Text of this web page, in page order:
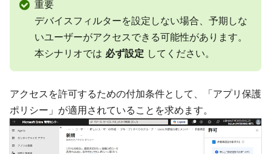
重要
デバイスフィルターを設定しない場合、予期しな
いユーザーがアクセスできる可能性があります。
本シナリオでは 必ず設定 してください。
アクセスを許可するための付加条件として、「アプリ保護
ポリシー」が適用されていることを求めます。